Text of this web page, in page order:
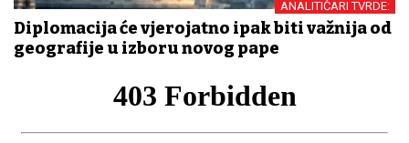
ANALITIČARI TVRDE:
Diplomacija će vjerojatno ipak biti važnija od
geografije u izboru novog pape